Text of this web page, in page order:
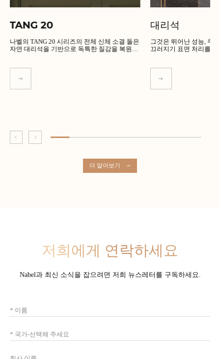
TANG 20
나벨의 TANG 20 시리즈의 전체 신체 소결 돌은
자연 대리석을 기반으로 독특한 질감을 복원합
더 알아보기
대리석
그것은 뛰어난 성능, 우
끄러지기 표면 처리를
더 알아보기
더 알아보기
저희에게 연락하세요
Nabel과 최신 소식을 잡으려면 저희 뉴스레터를 구독하세요.